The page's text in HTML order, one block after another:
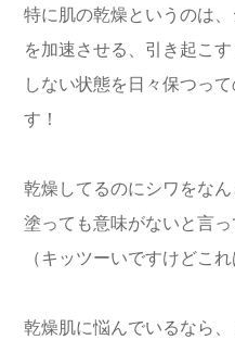
特に肌の乾燥というのは
を加速させる、引き起こ
しない状態を日々保つっ
す！
乾燥してるのにシワをな
塗っても意味がないと言
（キッツーいですけどこれ
乾燥肌に悩んでいるなら、